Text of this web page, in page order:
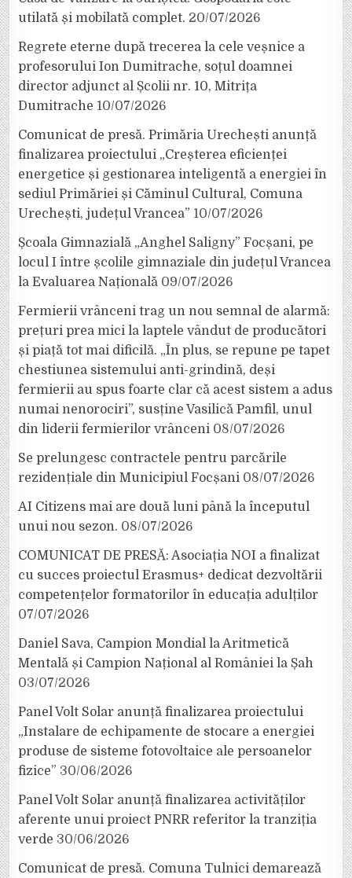
utilată și mobilată complet. 20/07/2026
Regrete eterne după trecerea la cele veșnice a
profesorului Ion Dumitrache, soțul doamnei
director adjunct al Școlii nr. 10, Mitrița
Dumitrache 10/07/2026
Comunicat de presă. Primăria Urechești anunță
finalizarea proiectului „Creșterea eficienței
energetice și gestionarea inteligentă a energiei în
sediul Primăriei și Căminul Cultural, Comuna
Urechești, județul Vrancea” 10/07/2026
Școala Gimnazială „Anghel Saligny” Focșani, pe
locul I între școlile gimnaziale din județul Vrancea
la Evaluarea Națională 09/07/2026
Fermierii vrânceni trag un nou semnal de alarmă:
prețuri prea mici la laptele vândut de producători
și piață tot mai dificilă. „În plus, se repune pe tapet
chestiunea sistemului anti-grindină, deși
fermierii au spus foarte clar că acest sistem a adus
numai nenorociri”, susține Vasilică Pamfil, unul
din liderii fermierilor vrânceni 08/07/2026
Se prelungesc contractele pentru parcările
rezidențiale din Municipiul Focșani 08/07/2026
AI Citizens mai are două luni până la începutul
unui nou sezon. 08/07/2026
COMUNICAT DE PRESĂ: Asociația NOI a finalizat
cu succes proiectul Erasmus+ dedicat dezvoltării
competențelor formatorilor în educația adulților
07/07/2026
Daniel Sava, Campion Mondial la Aritmetică
Mentală și Campion Național al României la Șah
03/07/2026
Panel Volt Solar anunță finalizarea proiectului
„Instalare de echipamente de stocare a energiei
produse de sisteme fotovoltaice ale persoanelor
fizice” 30/06/2026
Panel Volt Solar anunță finalizarea activităților
aferente unui proiect PNRR referitor la tranziția
verde 30/06/2026
Comunicat de presă. Comuna Tulnici demarează